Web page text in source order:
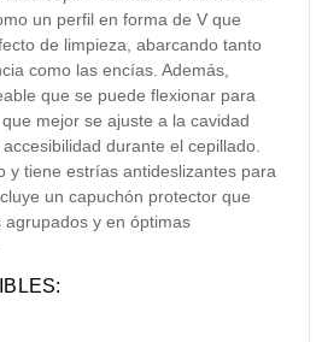
un perfil en forma de V que
de limpieza, abarcando tanto
como las encías. Además,
que se puede flexionar para
mejor se ajuste a la cavidad
durante el cepillado.
y tiene estrías antideslizantes para
un capuchón protector que
y en óptimas